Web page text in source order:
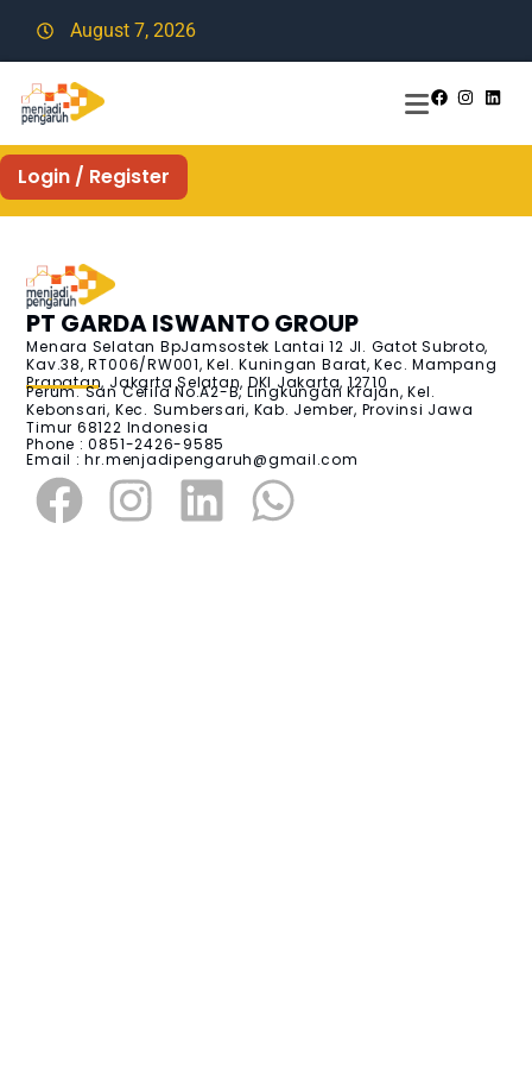
August 7, 2026
Login / Register
PT GARDA ISWANTO GROUP
Menara Selatan BpJamsostek Lantai 12 Jl. Gatot Subroto,
Kav.38, RT006/RW001, Kel. Kuningan Barat, Kec. Mampang
Prapatan, Jakarta Selatan, DKI Jakarta, 12710
Perum. San Cefila No.A2-B, Lingkungan Krajan, Kel.
Kebonsari, Kec. Sumbersari, Kab. Jember, Provinsi Jawa
Timur 68122 Indonesia
Phone : 0851-2426-9585
Email :hr.menjadipengaruh@gmail.com